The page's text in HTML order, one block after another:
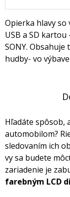
Opierka hlavy so
USB a SD
SONY.
hudby- vo
Hľadáte spôsob,
automobilom?
sledovaním ich
vy sa budete
zariadenie je
farebným LCD